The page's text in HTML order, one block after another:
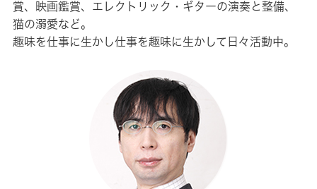
賞、映画鑑賞、エレクトリック・ギターの演奏と整備、
猫の溺愛など。
趣味を仕事に生かし仕事を趣味に生かして日々活動中。